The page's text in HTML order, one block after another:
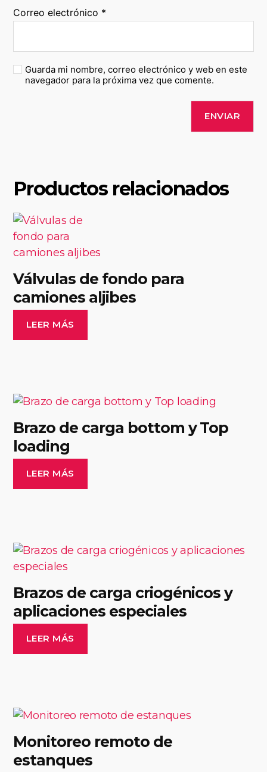
Correo electrónico *
Guarda mi nombre, correo electrónico y web en este
navegador para la próxima vez que comente.
Productos relacionados
Válvulas de fondo para
camiones aljibes
LEER MÁS
Brazo de carga bottom y Top
loading
LEER MÁS
Brazos de carga criogénicos y
aplicaciones especiales
LEER MÁS
Monitoreo remoto de
estanques